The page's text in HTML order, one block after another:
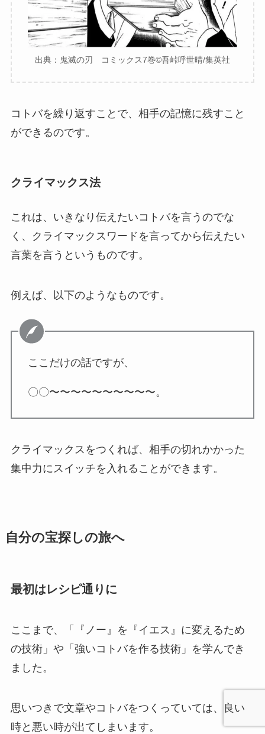
出典：鬼滅の刃 コミックス7巻©︎吾峠呼世晴/集英社
コトバを繰り返すことで、相手の記憶に残すこと
ができるのです。
クライマックス法
これは、いきなり伝えたいコトバを言うのでな
く、クライマックスワードを言ってから伝えたい
言葉を言うというものです。
例えば、以下のようなものです。
ここだけの話ですが、
〇〇〜〜〜〜〜〜〜〜〜〜。
クライマックスをつくれば、相手の切れかかった
集中力にスイッチを入れることができます。
自分の宝探しの旅へ
最初はレシピ通りに
ここまで、「『ノー』を『イエス』に変えるため
の技術」や「強いコトバを作る技術」を学んでき
ました。
思いつきで文章やコトバをつくっていては、良い
時と悪い時が出てしまいます。